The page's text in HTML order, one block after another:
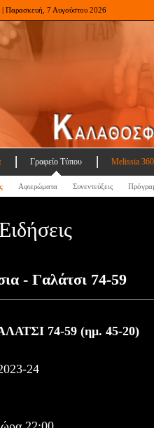
| Παρασκευή, 7 Αυγούστου 2026
Γραφείο Τύπου Melissia
Αφιερώματα Συνεντεύξεις
- Γαλάτσι 74-59
74-59 (ημ. 45-20)
24